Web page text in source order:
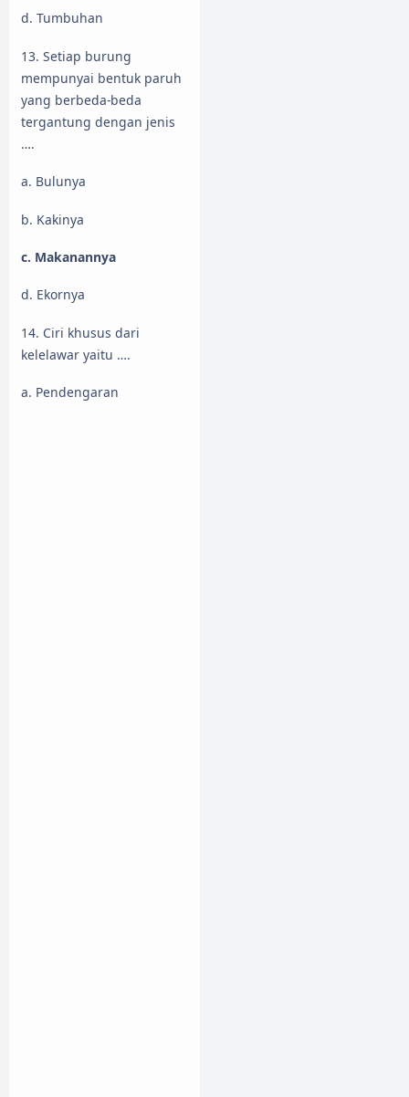
d. Tumbuhan
13. Setiap burung
mempunyai bentuk paruh
yang berbeda-beda
tergantung dengan jenis
….
a. Bulunya
b. Kakinya
c. Makanannya
d. Ekornya
14. Ciri khusus dari
kelelawar yaitu ….
a. Pendengaran